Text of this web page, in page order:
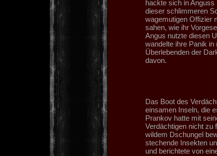
hackte sich in
dieser schlimmeren
wagemutigen Offizier
sahen, wie ihr
Angus nutzte diesen
wandelte ihre Panik
Überlebenden der
davon.
Das Boot des
einsamen Inseln, die
Prankov hatte mit
Verdächtigen nicht zu
wildem Dschungel
stechende Insekten
und berichtete von